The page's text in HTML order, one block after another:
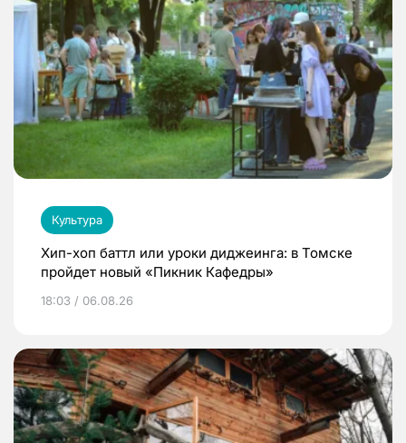
Культура
Хип-хоп баттл или уроки диджеинга: в Томске
пройдет новый «Пикник Кафедры»
18:03 / 06.08.26